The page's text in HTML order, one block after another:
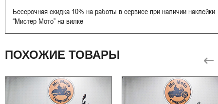
Бессрочная скидка 10% на работы в сервисе при наличии наклейки
“Мистер Мото” на вилке
ПОХОЖИЕ ТОВАРЫ